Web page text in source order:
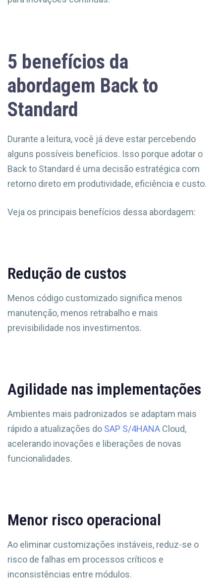
5 benefícios da
abordagem Back to
Standard
Durante a leitura, você já deve estar percebendo
alguns possíveis benefícios. Isso porque adotar o
Back to Standard é uma decisão estratégica com
retorno direto em produtividade, eficiência e custo.
Veja os principais benefícios dessa abordagem:
Redução de custos
Menos código customizado significa menos
manutenção, menos retrabalho e mais
previsibilidade nos investimentos.
Agilidade nas implementações
Ambientes mais padronizados se adaptam mais
rápido a atualizações do SAP S/4HANA Cloud,
acelerando inovações e liberações de novas
funcionalidades.
Menor risco operacional
Ao eliminar customizações instáveis, reduz-se o
risco de falhas em processos críticos e
inconsistências entre módulos.